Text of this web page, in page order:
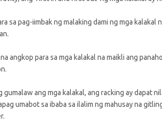
sa pag-iimbak ng malaking dami ng mga
angkop para sa mga kalakal na maikli ang
gumalaw ang mga kalakal, ang racking ay dapat
umabot sa ibaba sa ilalim ng mahusay na